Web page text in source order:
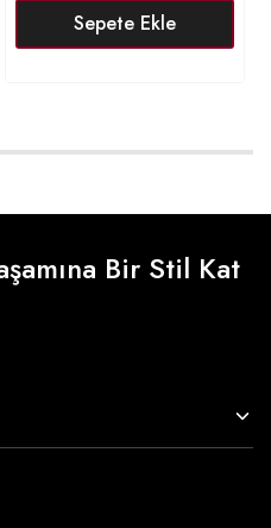
Sepete Ekle
Bir Stil Kat